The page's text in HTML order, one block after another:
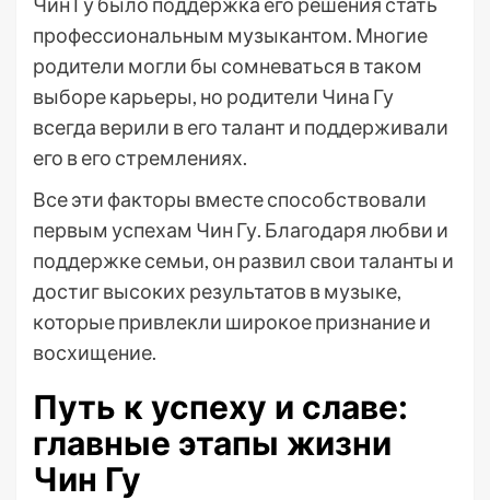
профессиональным музыкантом. Многие
родители могли бы сомневаться в таком
выборе карьеры, но родители Чина Гу
всегда верили в его талант и поддерживали
его в его стремлениях.
Все эти факторы вместе способствовали
первым успехам Чин Гу. Благодаря любви и
поддержке семьи, он развил свои таланты и
достиг высоких результатов в музыке,
которые привлекли широкое признание и
восхищение.
Путь к успеху и славе:
главные этапы жизни
Чин Гу